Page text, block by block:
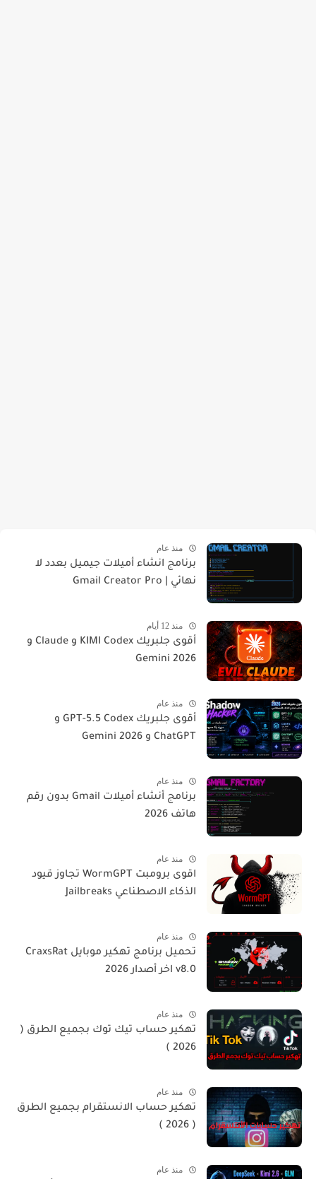
منذ عام
برنامج انشاء أميلات جيميل بعدد لا
نهائي | Gmail Creator Pro
منذ 12 أيام
أقوى جلبريك KIMI Codex و Claude و
Gemini 2026
منذ عام
أقوى جلبريك GPT-5.5 Codex و
ChatGPT و Gemini 2026
منذ عام
برنامج أنشاء أميلات Gmail بدون رقم
هاتف 2026
منذ عام
اقوى برومبت WormGPT تجاوز قيود
الذكاء الاصطناعي Jailbreaks
منذ عام
تحميل برنامج تهكير موبايل CraxsRat
v8.0 اخر أصدار 2026
منذ عام
تهكير حساب تيك توك بجميع الطرق (
2026 )
منذ عام
تهكير حساب الانستقرام بجميع الطرق
( 2026 )
منذ عام